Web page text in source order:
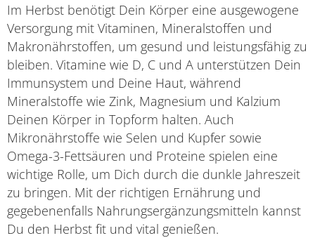
Im Herbst benötigt Dein Körper eine ausgewogene
Versorgung mit Vitaminen, Mineralstoffen und
Makronährstoffen, um gesund und leistungsfähig zu
bleiben. Vitamine wie D, C und A unterstützen Dein
Immunsystem und Deine Haut, während
Mineralstoffe wie Zink, Magnesium und Kalzium
Deinen Körper in Topform halten. Auch
Mikronährstoffe wie Selen und Kupfer sowie
Omega-3-Fettsäuren und Proteine spielen eine
wichtige Rolle, um Dich durch die dunkle Jahreszeit
zu bringen. Mit der richtigen Ernährung und
gegebenenfalls Nahrungsergänzungsmitteln kannst
Du den Herbst fit und vital genießen.